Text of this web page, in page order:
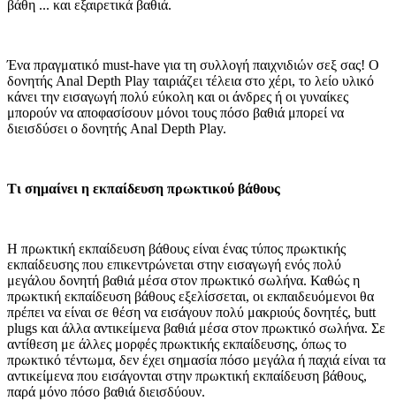
βάθη ... και εξαιρετικά βαθιά.
Ένα πραγματικό must-have για τη συλλογή παιχνιδιών σεξ σας! Ο
δονητής Anal Depth Play ταιριάζει τέλεια στο χέρι, το λείο υλικό
κάνει την εισαγωγή πολύ εύκολη και οι άνδρες ή οι γυναίκες
μπορούν να αποφασίσουν μόνοι τους πόσο βαθιά μπορεί να
διεισδύσει ο δονητής Anal Depth Play.
Τι σημαίνει η εκπαίδευση πρωκτικού βάθους
Η πρωκτική εκπαίδευση βάθους είναι ένας τύπος πρωκτικής
εκπαίδευσης που επικεντρώνεται στην εισαγωγή ενός πολύ
μεγάλου δονητή βαθιά μέσα στον πρωκτικό σωλήνα. Καθώς η
πρωκτική εκπαίδευση βάθους εξελίσσεται, οι εκπαιδευόμενοι θα
πρέπει να είναι σε θέση να εισάγουν πολύ μακριούς δονητές, butt
plugs και άλλα αντικείμενα βαθιά μέσα στον πρωκτικό σωλήνα. Σε
αντίθεση με άλλες μορφές πρωκτικής εκπαίδευσης, όπως το
πρωκτικό τέντωμα, δεν έχει σημασία πόσο μεγάλα ή παχιά είναι τα
αντικείμενα που εισάγονται στην πρωκτική εκπαίδευση βάθους,
παρά μόνο πόσο βαθιά διεισδύουν.